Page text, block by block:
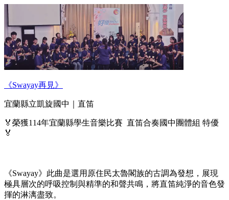
《Swayay再見》
宜蘭縣立凱旋國中｜直笛
🏅榮獲114年宜蘭縣學生音樂比賽 直笛合奏國中團體組 特優
🏅
《Swayay》此曲是選用原住民太魯閣族的古調為發想，展現
極具層次的呼吸控制與精準的和聲共鳴，將直笛純淨的音色發
揮的淋漓盡致。